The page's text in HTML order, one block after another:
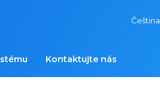
Čeština
Kontaktujte nás